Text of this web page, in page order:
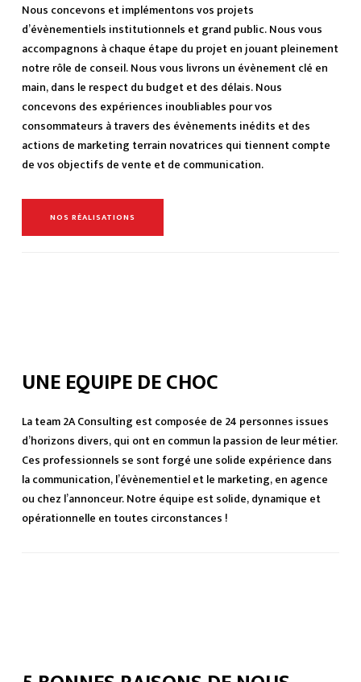
Nous concevons et implémentons vos projets
d’évènementiels institutionnels et grand public. Nous vous
accompagnons à chaque étape du projet en jouant pleinement
notre rôle de conseil. Nous vous livrons un évènement clé en
main, dans le respect du budget et des délais. Nous
concevons des expériences inoubliables pour vos
consommateurs à travers des évènements inédits et des
actions de marketing terrain novatrices qui tiennent compte
de vos objectifs de vente et de communication.
NOS RÉALISATIONS
UNE EQUIPE DE CHOC
La team 2A Consulting est composée de 24 personnes issues
d’horizons divers, qui ont en commun la passion de leur métier.
Ces professionnels se sont forgé une solide expérience dans
la communication, l’évènementiel et le marketing, en agence
ou chez l’annonceur. Notre équipe est solide, dynamique et
opérationnelle en toutes circonstances !